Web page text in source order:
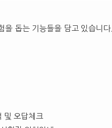
을 돕는 기능들을 담고 있습니
및 오답체크